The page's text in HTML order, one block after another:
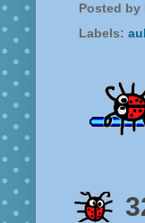
Posted by
Labels: